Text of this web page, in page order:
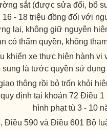
sắt (được sửa đổi, bổ
16 - 18 triệu đồng đối với
lại, không giữ nguyên
có thẩm quyền, không
khiển xe thực hiện hành vi
là tước quyền sử dụng
thông rồi bỏ trốn khỏi
định tại khoản 72 Điều
hình phạt tù 3 - 10
Điều 590 và Điều 601 Bộ